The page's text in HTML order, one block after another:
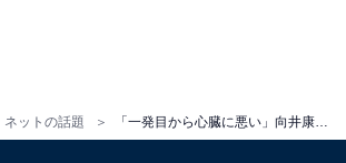
ネットの話題